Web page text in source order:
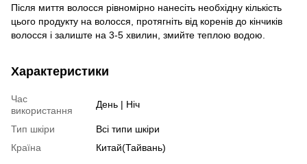
Після миття волосся рівномірно нанесіть необхідну кількість
цього продукту на волосся, протягніть від коренів до кінчиків
волосся і залиште на 3-5 хвилин, змийте теплою водою.
Характеристики
Час
використання
День | Ніч
Тип шкіри
Всі типи шкіри
Країна
Китай(Тайвань)